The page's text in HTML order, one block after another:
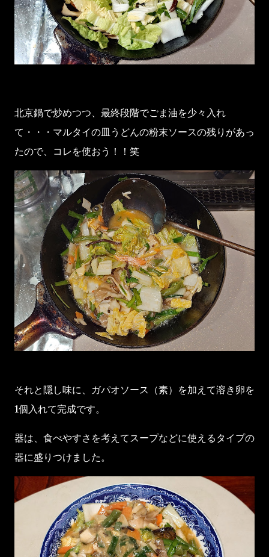
北京鍋で炒めつつ、最終段階でごま油を少々入れ
て・・・マルタイの皿うどんの粉末ソースの残りがあっ
たので、コレを使おう！！笑
それと隠し味に、ガパオソース（素）を加えて溶き卵を
1個入れて完成です。
器は、食べやすさを考えてスープなどに使えるタイプの
器に盛りつけました。